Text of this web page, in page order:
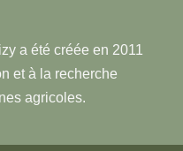
a été créée en 2011
et à la recherche
agricoles.